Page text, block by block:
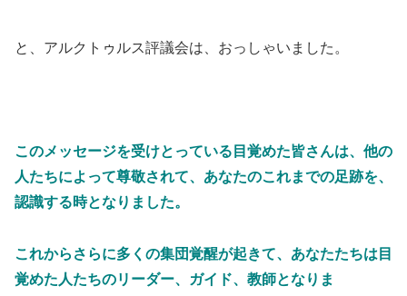
と、アルクトゥルス評議会は、おっしゃいました。
このメッセージを受けとっている目覚めた皆さんは、他の
人たちによって尊敬されて、あなたのこれまでの足跡を、
認識する時となりました。
これからさらに多くの集団覚醒が起きて、あなたたちは目
覚めた人たちのリーダー、ガイド、教師となりま